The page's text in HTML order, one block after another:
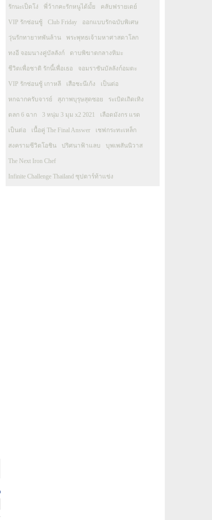
รักนะเป็ดโง่ พี่ว้ากคะรักหนูได้มั้ย คลับฟรายเดย์
VIP รักซ่อนชู้ Club Friday ออกแบบรักฉบับพิเศษ
วุ่นรักทายาทพันล้าน พระพุทธเจ้ามหาศาสดาโลก
ทงอี จอมนางคู่บัลลังก์ ดาบพิฆาตกลางหิมะ
ชีวิตเพื่อชาติ รักนี้เพื่อเธอ จอมราชันบัลลังก์อมตะ
VIP รักซ่อนชู้ เกาหลี เสือชะนีเก้ง เป็นต่อ
หกฉากครับจารย์ สุภาพบุรุษสุดซอย ระเบิดเถิดเทิง
ตลก 6 ฉาก 3 หนุ่ม 3 มุม x2 2021 เลือดมังกร แรด
เป็นต่อ เนื้อคู่ The Final Answer เชฟกระทะเหล็ก
สงครามชีวิตโอชิน ปริศนาฟ้าแลบ บุพเพสันนิวาส
The Next Iron Chef
Infinite Challenge Thailand ซุปตาร์ท้าแข่ง